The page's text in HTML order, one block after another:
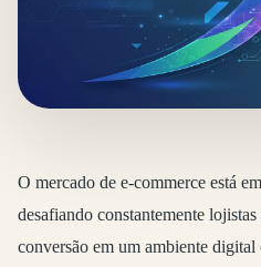
O mercado de e-commerce está
desafiando constantemente
conversão em um ambiente